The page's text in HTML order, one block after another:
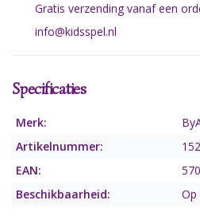
Gratis verzending vanaf een
info@kidsspel.nl
Specificaties
Merk:
Artikelnummer:
EAN:
Beschikbaarheid:
Op